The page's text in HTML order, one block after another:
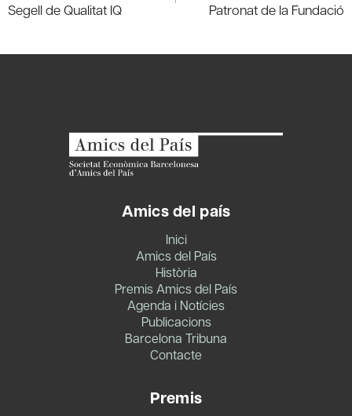
Segell de Qualitat IQ
Patronat de la Fundació
Amics del país
Inici
Amics del País
Història
Premis Amics del País
Agenda i Notícies
Publicacions
Barcelona Tribuna
Contacte
Premis